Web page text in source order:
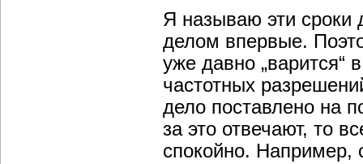
Я называю эти сроки
делом впервые.
уже давно „варится“
частотных
дело поставлено на
за это отвечают, то
спокойно. Например,